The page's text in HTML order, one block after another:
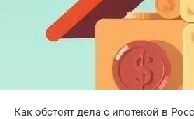
Как обстоят дела с ипотекой в